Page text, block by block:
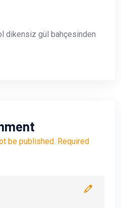
dikensiz gül bahçesinden
be published. Required